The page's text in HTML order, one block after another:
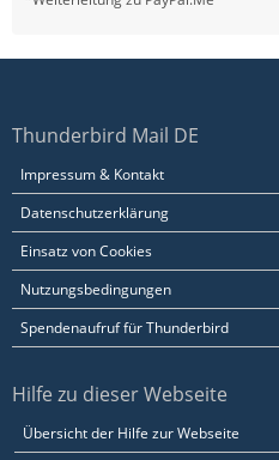
Thunderbird Mail DE
Impressum & Kontakt
Datenschutzerklärung
Einsatz von Cookies
Nutzungsbedingungen
Spendenaufruf für Thunderbird
Hilfe zu dieser Webseite
Übersicht der Hilfe zur Webseite